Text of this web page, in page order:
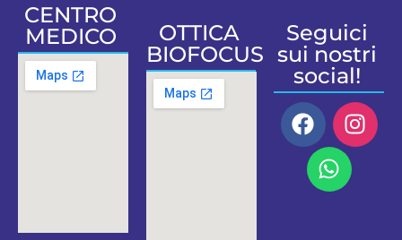
CENTRO
MEDICO
OTTICA
BIOFOCUS
Seguici
sui nostri
social!